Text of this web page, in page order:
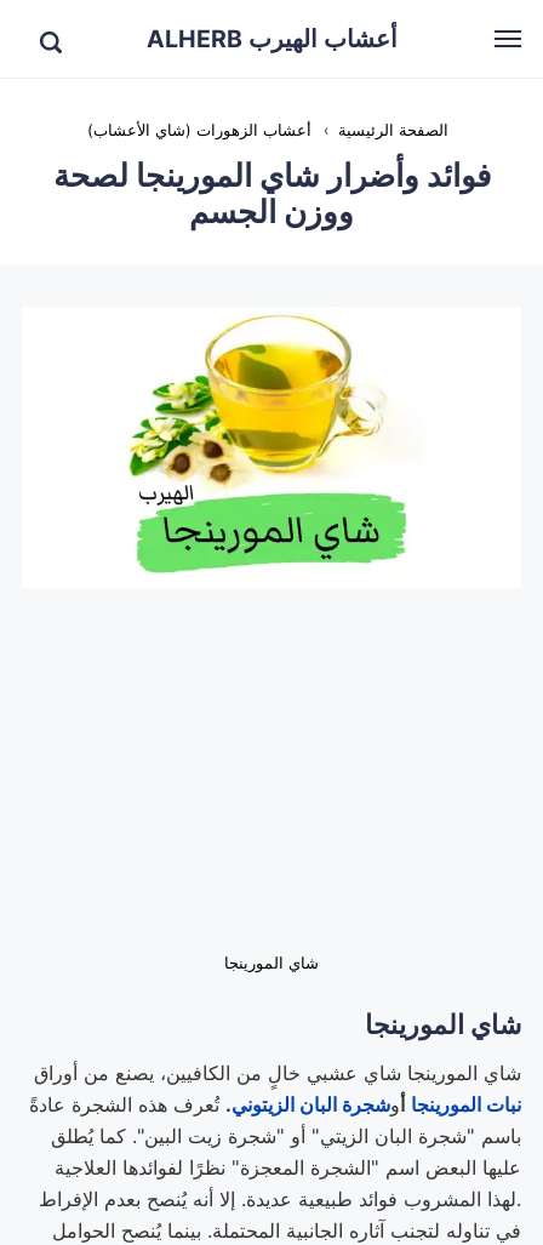
أعشاب الهيرب ALHERB
الصفحة الرئيسية › أعشاب الزهورات (شاي الأعشاب)
فوائد وأضرار شاي المورينجا لصحة
ووزن الجسم
شاي المورينجا
شاي المورينجا
شاي المورينجا شاي عشبي خالٍ من الكافيين، يصنع من أوراق
نبات المورينجا أوشجرة البان الزيتوني. تُعرف هذه الشجرة عادةً
باسم "شجرة البان الزيتي" أو "شجرة زيت البين". كما يُطلق
عليها البعض اسم "الشجرة المعجزة" نظرًا لفوائدها العلاجية
.لهذا المشروب فوائد طبيعية عديدة. إلا أنه يُنصح بعدم الإفراط
في تناوله لتجنب آثاره الجانبية المحتملة. بينما يُنصح الحوامل